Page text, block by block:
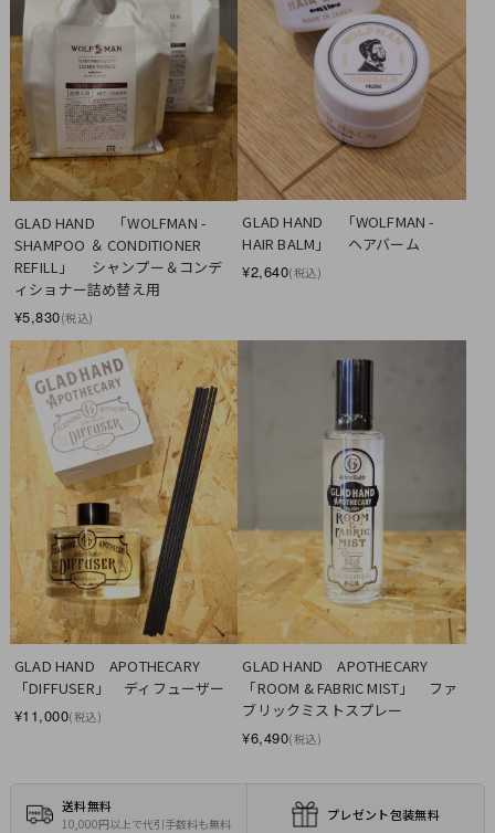
GLAD HAND　 「WOLFMAN -
SHAMPOO ＆ CONDITIONER
REFILL」 　シャンプー＆コンデ
ィショナー詰め替え用
¥5,830(税込)
GLAD HAND　 「WOLFMAN -
HAIR BALM」 　ヘアバーム
¥2,640(税込)
GLAD HAND　APOTHECARY
「DIFFUSER」　ディフューザー
¥11,000(税込)
GLAD HAND　APOTHECARY
「ROOM & FABRIC MIST」　ファ
ブリックミストスプレー
¥6,490(税込)
送料無料
10,000円以上で代引手数料も無料
プレゼント包装無料